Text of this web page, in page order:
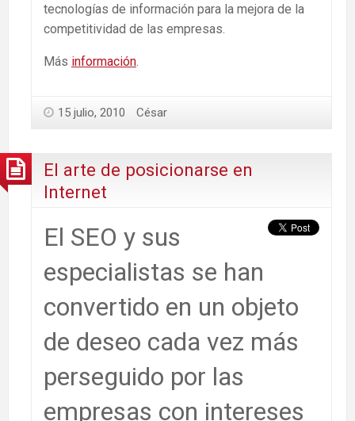
tecnologías de información para la mejora de la
competitividad de las empresas.
Más información
15 julio, 2010 César
El arte de posicionarse en
Internet
El SEO y sus
especialistas se han
convertido en un objeto
de deseo cada vez más
perseguido por las
empresas con intereses